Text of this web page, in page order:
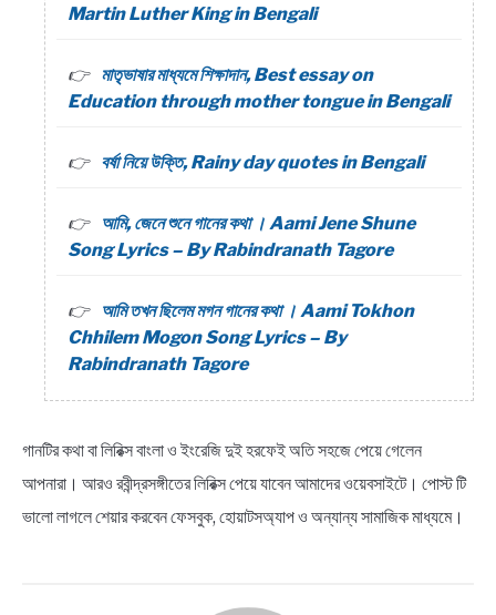
Martin Luther King in Bengali
মাতৃভাষার মাধ্যমে শিক্ষাদান, Best essay on
Education through mother tongue in Bengali
বর্ষা নিয়ে উক্তি, Rainy day quotes in Bengali
আমি, জেনে শুনে গানের কথা । Aami Jene Shune
Song Lyrics – By Rabindranath Tagore
আমি তখন ছিলেম মগন গানের কথা । Aami Tokhon
Chhilem Mogon Song Lyrics – By
Rabindranath Tagore
গানটির কথা বা লিরিক্স বাংলা ও ইংরেজি দুই হরফেই অতি সহজে পেয়ে গেলেন
আপনারা। আরও রবীন্দ্রসঙ্গীতের লিরিক্স পেয়ে যাবেন আমাদের ওয়েবসাইটে। পোস্ট টি
ভালো লাগলে শেয়ার করবেন ফেসবুক, হোয়াটসঅ্যাপ ও অন্যান্য সামাজিক মাধ্যমে।